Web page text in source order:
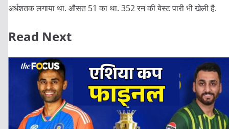
अर्धशतक लगाया था. औसत 51 का था. 352 रन की बेस्ट पारी भी खेली है.
Read Next